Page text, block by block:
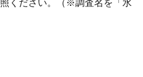
ください。（※調査名を「水